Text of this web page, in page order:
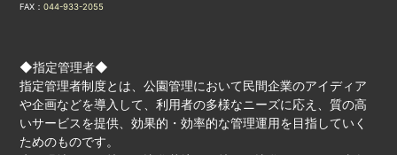
FAX：044-933-2055
◆指定管理者◆
指定管理者制度とは、公園管理において民間企業のアイディア
や企画などを導入して、利用者の多様なニーズに応え、質の高
いサービスを提供、効果的・効率的な管理運用を目指していく
ためのものです。